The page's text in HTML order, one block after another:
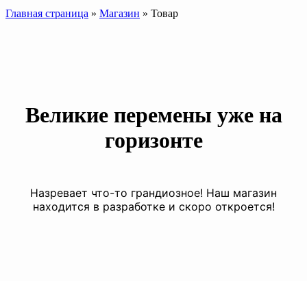
Главная страница » Магазин » Товар
Великие перемены уже на
горизонте
Назревает что-то грандиозное! Наш магазин
находится в разработке и скоро откроется!